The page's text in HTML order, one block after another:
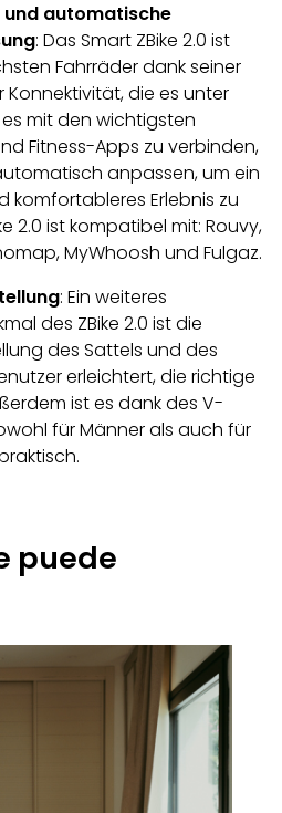
automatische
: Das Smart ZBike 2.0 ist
Fahrräder dank seiner
Konnektivität, die es unter
mit den wichtigsten
Fitness-Apps zu verbinden,
anpassen, um ein
komfortableres Erlebnis zu
2.0 ist kompatibel mit: Rouvy,
MyWhoosh und Fulgaz.
: Ein weiteres
des ZBike 2.0 ist die
des Sattels und des
erleichtert, die richtige
ist es dank des V-
für Männer als auch für
puede